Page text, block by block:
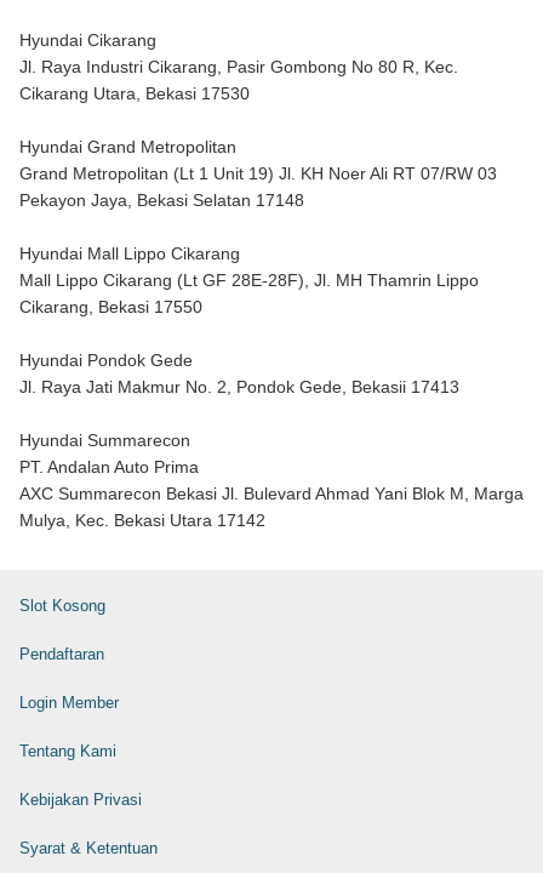
Hyundai Cikarang
Jl. Raya Industri Cikarang, Pasir Gombong No 80 R, Kec.
Cikarang Utara, Bekasi 17530
Hyundai Grand Metropolitan
Grand Metropolitan (Lt 1 Unit 19) Jl. KH Noer Ali RT 07/RW 03
Pekayon Jaya, Bekasi Selatan 17148
Hyundai Mall Lippo Cikarang
Mall Lippo Cikarang (Lt GF 28E-28F), Jl. MH Thamrin Lippo
Cikarang, Bekasi 17550
Hyundai Pondok Gede
Jl. Raya Jati Makmur No. 2, Pondok Gede, Bekasii 17413
Hyundai Summarecon
PT. Andalan Auto Prima
AXC Summarecon Bekasi Jl. Bulevard Ahmad Yani Blok M, Marga
Mulya, Kec. Bekasi Utara 17142
Slot Kosong
Pendaftaran
Login Member
Tentang Kami
Kebijakan Privasi
Syarat & Ketentuan